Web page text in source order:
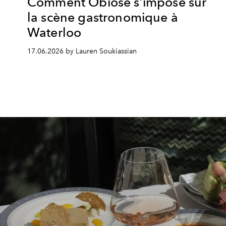
la scène gastronomique à
Waterloo
17.06.2026 by Lauren Soukiassian